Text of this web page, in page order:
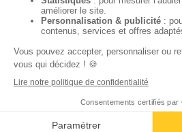
Copyright © 2022. All rights reserved.